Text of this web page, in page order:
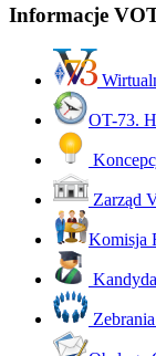
Informacje
OT-73.
Zarząd
Komisja